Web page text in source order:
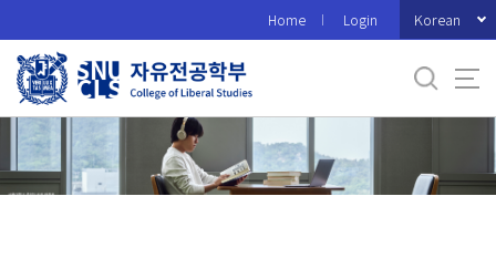
로
메
Home Login Korean